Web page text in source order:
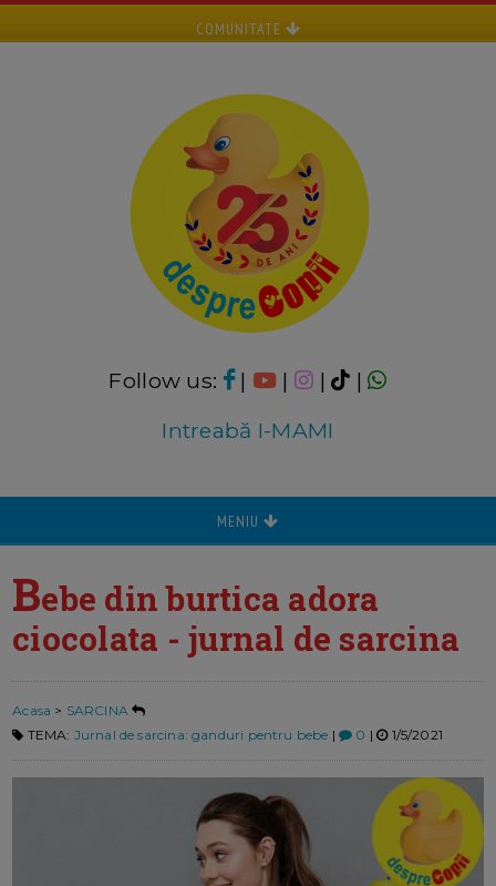
COMUNITATE
Follow us: | | |
|
Intreabă I-MAMI
MENIU
Bebe din burtica adora
ciocolata - jurnal de sarcina
Acasa > SARCINA
TEMA: Jurnal de sarcina: ganduri pentru bebe | 0 | 1/5/2021